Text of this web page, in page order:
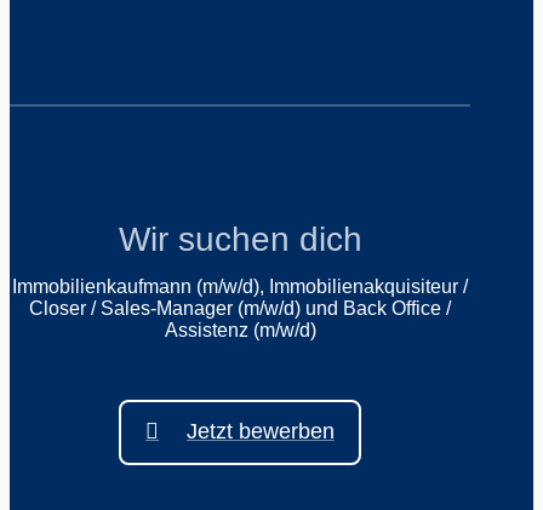
Wir suchen dich
Immobilienkaufmann (m/w/d), Immobilienakquisiteur /
Closer / Sales-Manager (m/w/d) und Back Office /
Assistenz (m/w/d)
Jetzt bewerben